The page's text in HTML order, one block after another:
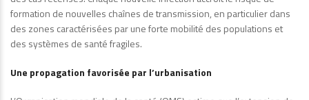
formation de nouvelles chaînes de transmission, en particulier dans
des zones caractérisées par une forte mobilité des populations et
des systèmes de santé fragiles.
Une propagation favorisée par l’urbanisation